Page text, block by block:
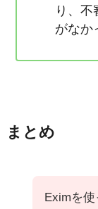
り、
がなか
まとめ
Eximを